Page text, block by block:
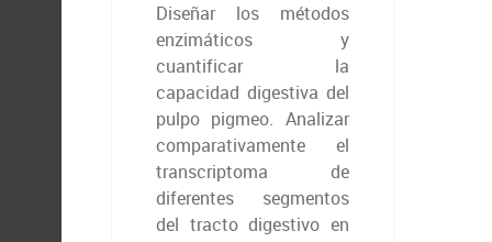
Diseñar los métodos
enzimáticos y
cuantificar la
capacidad digestiva del
pulpo pigmeo. Analizar
comparativamente el
transcriptoma de
diferentes segmentos
del tracto digestivo en